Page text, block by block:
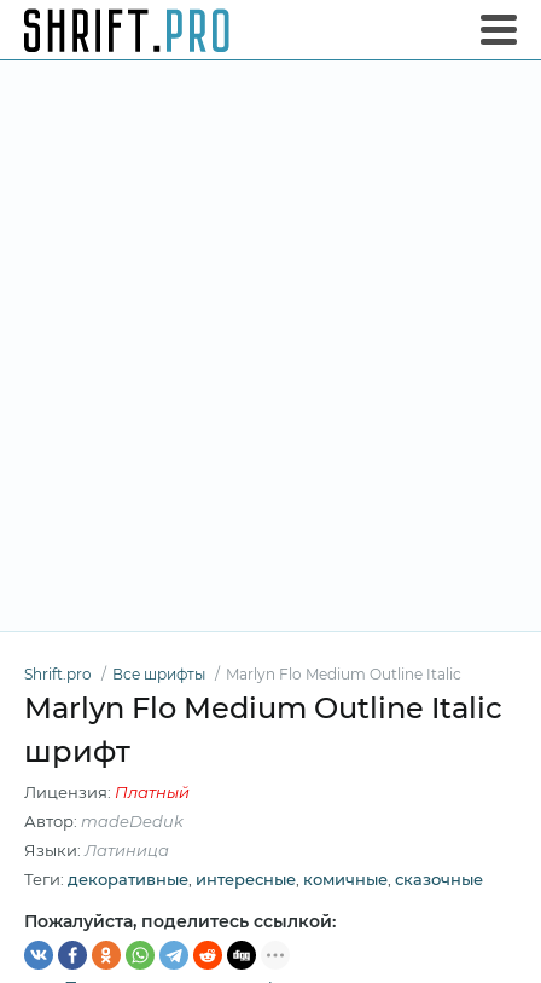
Shrift.pro Все шрифты Marlyn Flo Medium Outline Italic
Marlyn Flo Medium Outline Italic
шрифт
Лицензия: Платный
Автор: madeDeduk
Языки: Латиница
Теги: декоративные интересные комичные сказочные
Пожалуйста, поделитесь ссылкой: